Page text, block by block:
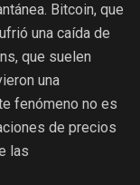
Bitcoin, que
una caída de
que suelen
una
fenómeno no es
de precios
las